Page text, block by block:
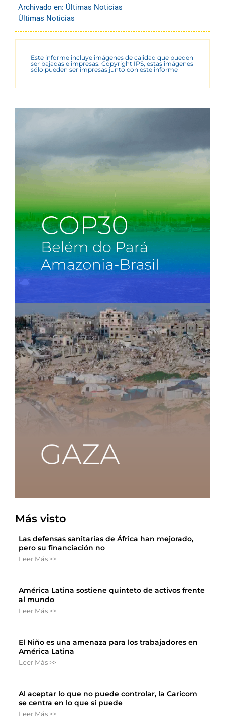
Archivado en: Últimas Noticias
Últimas Noticias
Este informe incluye imágenes de calidad que pueden
ser bajadas e impresas. Copyright IPS, estas imágenes
sólo pueden ser impresas junto con este informe
Más visto
Las defensas sanitarias de África han mejorado,
pero su financiación no
Leer Más >>
América Latina sostiene quinteto de activos frente
al mundo
Leer Más >>
El Niño es una amenaza para los trabajadores en
América Latina
Leer Más >>
Al aceptar lo que no puede controlar, la Caricom
se centra en lo que sí puede
Leer Más >>